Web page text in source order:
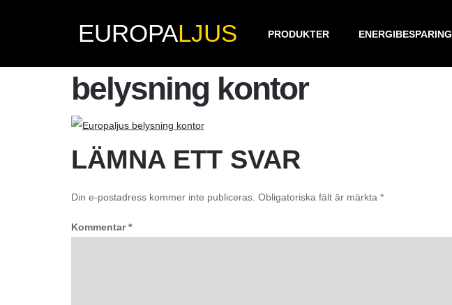
EUROPALJUS PRODUKTER ENERGIBESPARING
belysning kontor
LÄMNA ETT SVAR
Din e-postadress kommer inte publiceras. Obligatoriska fält är märkta *
Kommentar*